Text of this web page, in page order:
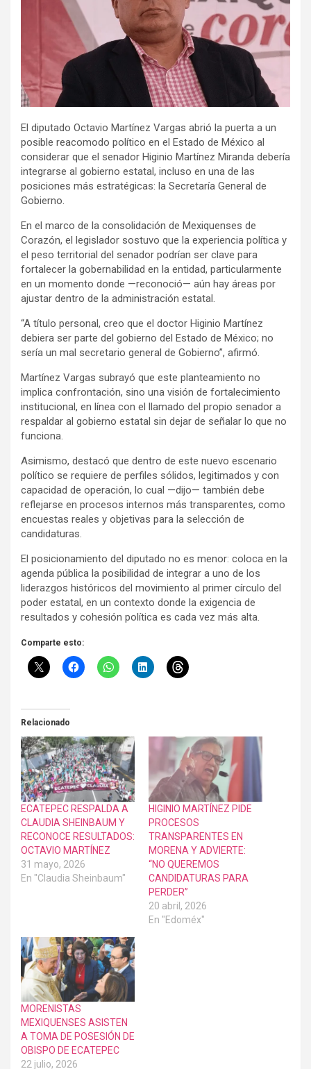
El diputado Octavio Martínez Vargas abrió la puerta a un
posible reacomodo político en el Estado de México al
considerar que el senador Higinio Martínez Miranda debería
integrarse al gobierno estatal, incluso en una de las
posiciones más estratégicas: la Secretaría General de
Gobierno.
En el marco de la consolidación de Mexiquenses de
Corazón, el legislador sostuvo que la experiencia política y
el peso territorial del senador podrían ser clave para
fortalecer la gobernabilidad en la entidad, particularmente
en un momento donde —reconoció— aún hay áreas por
ajustar dentro de la administración estatal.
“A título personal, creo que el doctor Higinio Martínez
debiera ser parte del gobierno del Estado de México; no
sería un mal secretario general de Gobierno”, afirmó.
Martínez Vargas subrayó que este planteamiento no
implica confrontación, sino una visión de fortalecimiento
institucional, en línea con el llamado del propio senador a
respaldar al gobierno estatal sin dejar de señalar lo que no
funciona.
Asimismo, destacó que dentro de este nuevo escenario
político se requiere de perfiles sólidos, legitimados y con
capacidad de operación, lo cual —dijo— también debe
reflejarse en procesos internos más transparentes, como
encuestas reales y objetivas para la selección de
candidaturas.
El posicionamiento del diputado no es menor: coloca en la
agenda pública la posibilidad de integrar a uno de los
liderazgos históricos del movimiento al primer círculo del
poder estatal, en un contexto donde la exigencia de
resultados y cohesión política es cada vez más alta.
Comparte esto:
Relacionado
ECATEPEC RESPALDA A
CLAUDIA SHEINBAUM Y
RECONOCE RESULTADOS:
OCTAVIO MARTÍNEZ
31 mayo, 2026
En "Claudia Sheinbaum"
HIGINIO MARTÍNEZ PIDE
PROCESOS
TRANSPARENTES EN
MORENA Y ADVIERTE:
“NO QUEREMOS
CANDIDATURAS PARA
PERDER”
20 abril, 2026
En "Edoméx"
MORENISTAS
MEXIQUENSES ASISTEN
A TOMA DE POSESIÓN DE
OBISPO DE ECATEPEC
22 julio, 2026